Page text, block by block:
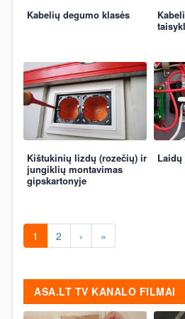
Kabelių degumo klasės
Kištukinių lizdų (rozečių) ir
jungiklių montavimas
gipskartonyje
1 2 › »
ASA.LT TV KANALO FILMAI